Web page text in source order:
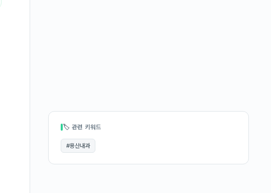
🏷 관련 키워드
#용산내과